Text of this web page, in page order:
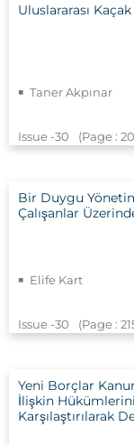
Uluslararası
Taner Akpınar
Issue -30 (Page :
Bir Duygu
Çalışanlar
Elife Kart
Issue -30 (Page :
Yeni Borçlar
İlişkin
Karşılaştırılarak